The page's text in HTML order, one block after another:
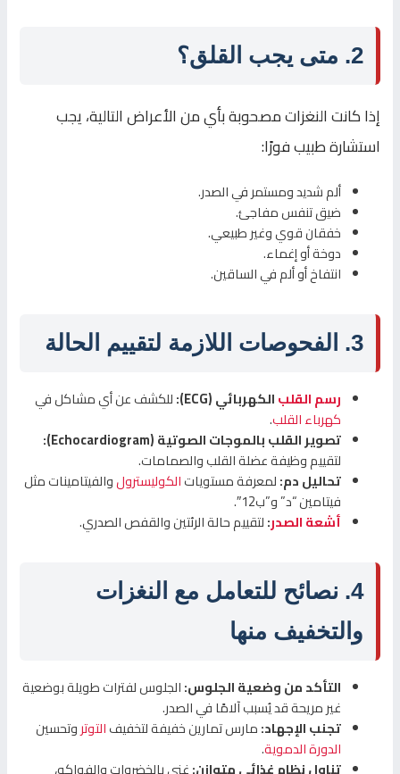
2. متى يجب القلق؟
إذا كانت النغزات مصحوبة بأي من الأعراض التالية، يجب
استشارة طبيب فورًا:
ألم شديد ومستمر في الصدر.
ضيق تنفس مفاجئ.
خفقان قوي وغير طبيعي.
دوخة أو إغماء.
انتفاخ أو ألم في الساقين.
3. الفحوصات اللازمة لتقييم الحالة
رسم القلبالكهربائي (ECG):
للكشف عن أي مشاكل في
كهرباء القلب.
تصوير القلب بالموجات الصوتية (Echocardiogram):
لتقييم وظيفة عضلة القلب والصمامات.
تحاليل دم:لمعرفة مستوياتالكوليسترولوالفيتامينات مثل
فيتامين “د” و”ب12″.
أشعة الصدر:لتقييم حالة الرئتين والقفص الصدري.
4. نصائح للتعامل مع النغزات
والتخفيف منها
التأكد من وضعية الجلوس:الجلوس لفترات طويلة بوضعية
غير مريحة قد يُسبب آلامًا في الصدر.
تجنب الإجهاد:مارس تمارين خفيفة لتخفيفالتوتروتحسين
الدورة الدموية.